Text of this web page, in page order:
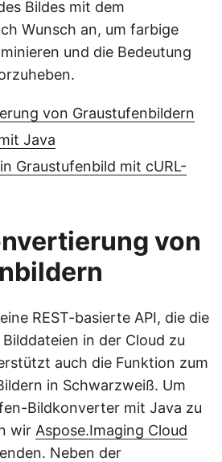
Bildes mit dem
Wunsch an, um farbige
und die Bedeutung
von Graustufenbildern
Java
Graustufenbild mit cURL-
von
REST-basierte API, die die
in der Cloud zu
auch die Funktion zum
in Schwarzweiß. Um
Bildkonverter mit Java zu
wir Aspose.Imaging Cloud
Neben der